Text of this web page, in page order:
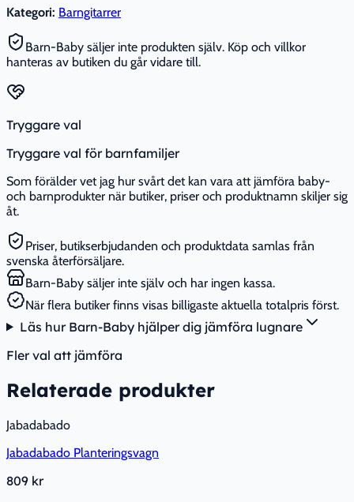
Kategori: Barngitarrer
Barn-Baby säljer inte produkten själv. Köp och villkor
hanteras av butiken du går vidare till.
Tryggare val
Tryggare val för barnfamiljer
Som förälder vet jag hur svårt det kan vara att jämföra baby-
och barnprodukter när butiker, priser och produktnamn skiljer sig
åt.
Priser, butikserbjudanden och produktdata samlas från
svenska återförsäljare.
Barn-Baby säljer inte själv och har ingen kassa.
När flera butiker finns visas billigaste aktuella totalpris först.
Läs hur Barn-Baby hjälper dig jämföra lugnare
Fler val att jämföra
Relaterade produkter
Jabadabado
Jabadabado Planteringsvagn
809 kr